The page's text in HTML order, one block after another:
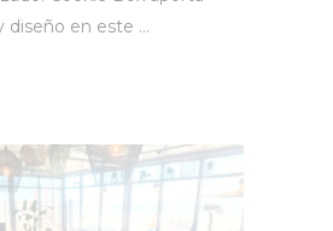
diseño en este